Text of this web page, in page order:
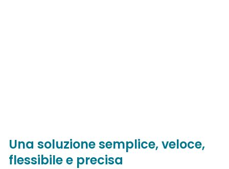
Una soluzione semplice, veloce,
flessibile e precisa